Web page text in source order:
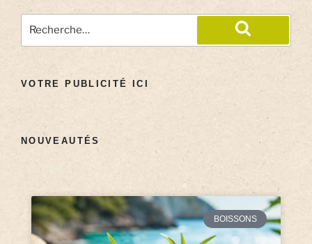
VOTRE PUBLICITÉ ICI
NOUVEAUTÉS
BOISSONS